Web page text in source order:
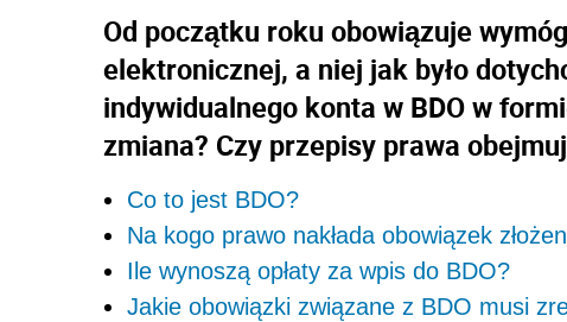
Od początku roku obowiązuje
elektronicznej, a niej jak było
indywidualnego konta w BDO w
zmiana? Czy przepisy prawa
Co to jest BDO?
Na kogo prawo nakłada obowiązek
Ile wynoszą opłaty za wpis do BDO?
Jakie obowiązki związane z BDO musi